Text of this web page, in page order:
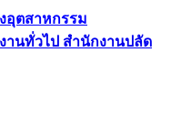
อุตสาหกรรม
านทั่วไป สำนักงานปลัด